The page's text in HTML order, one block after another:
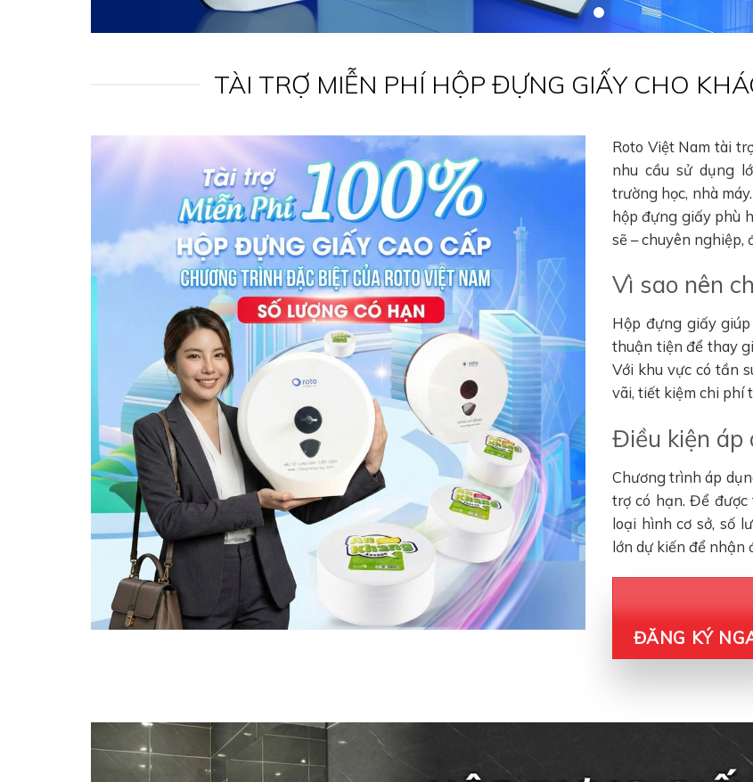
TÀI TRỢ MIỄN PHÍ HỘP ĐỰNG GIẤY CHO
Roto Việt Nam tài
nhu cầu sử dụng
trường học, nhà
hộp đựng giấy phù
sẽ – chuyên nghiệp,
Vì sao nên
Hộp đựng giấy
thuận tiện để thay
Với khu vực có tần
vãi, tiết kiệm chi phí
Điều kiện áp
Chương trình áp
trợ có hạn. Để được
loại hình cơ sở, số
lớn dự kiến để nhận
ĐĂNG KÝ